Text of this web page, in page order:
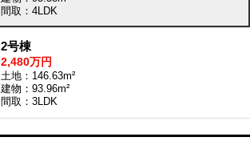
間取：4LDK
2号棟
2,480万円
土地：146.63m²
建物：93.96m²
間取：3LDK